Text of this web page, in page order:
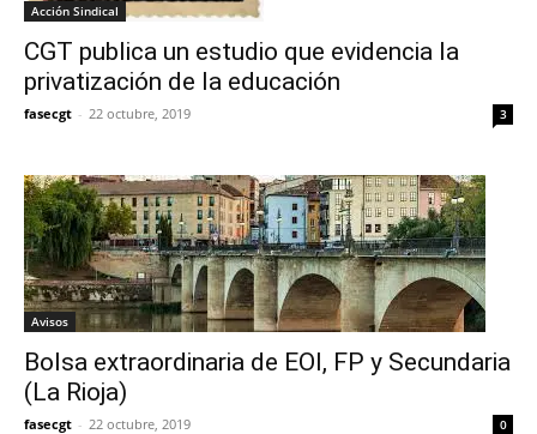
Acción Sindical
CGT publica un estudio que evidencia la
privatización de la educación
fasecgt - 22 octubre, 2019 3
Avisos
Bolsa extraordinaria de EOI, FP y Secundaria
(La Rioja)
fasecgt - 22 octubre, 2019 0